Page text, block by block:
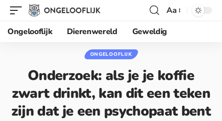
Aa
Ongelooflijk
Dierenwereld Geweldig
ONGELOOFLIJK
Onderzoek: als je je koffie
zwart drinkt, kan dit een teken
zijn dat je een psychopaat bent